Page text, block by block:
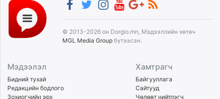
© 2013-2026 он Dorgio.mn, Мэдээллийн хөтөч
MGL Media Group бүтээсэн.
Мэдээлэл
Бидний тухай
Редакцийн бодлого
Зохиогчийн эрх
Хамтрагч
Байгууллага
Сайтууд
Чөлөөт нийтлэгч